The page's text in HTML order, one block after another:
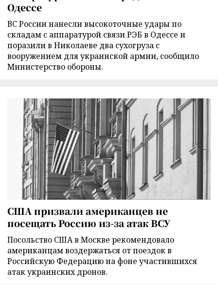
Одессе
ВС России нанесли высокоточные удары по
складам с аппаратурой связи РЭБ в Одессе и
поразили в Николаеве два сухогруза с
вооружением для украинской армии, сообщило
Министерство обороны.
США призвали американцев не
посещать Россию из-за атак ВСУ
Посольство США в Москве рекомендовало
американцам воздержаться от поездок в
Российскую Федерацию на фоне участившихся
атак украинских дронов.